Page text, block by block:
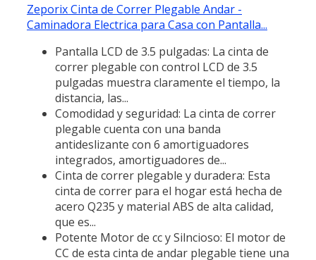
Zeporix Cinta de Correr Plegable Andar -
Caminadora Electrica para Casa con Pantalla...
Pantalla LCD de 3.5 pulgadas: La cinta de
correr plegable con control LCD de 3.5
pulgadas muestra claramente el tiempo, la
distancia, las...
Comodidad y seguridad: La cinta de correr
plegable cuenta con una banda
antideslizante con 6 amortiguadores
integrados, amortiguadores de...
Cinta de correr plegable y duradera: Esta
cinta de correr para el hogar está hecha de
acero Q235 y material ABS de alta calidad,
que es...
Potente Motor de cc y Silncioso: El motor de
CC de esta cinta de andar plegable tiene una